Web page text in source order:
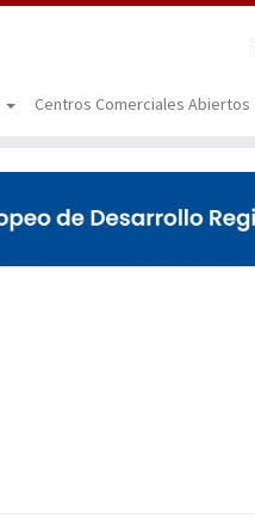
Centros Comerciales Abiertos